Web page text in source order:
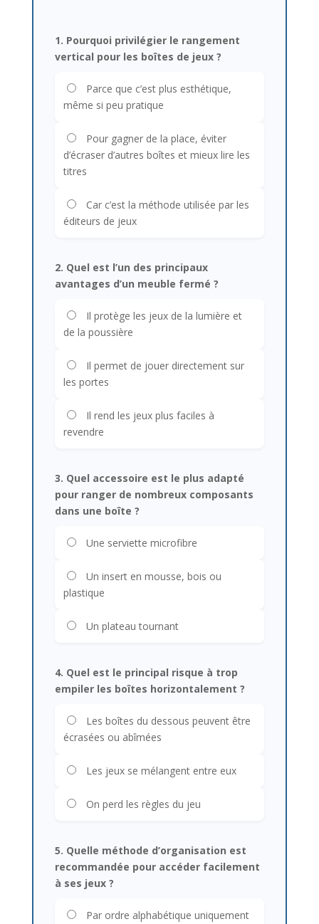
1. Pourquoi privilégier le rangement
vertical pour les boîtes de jeux ?
Parce que c’est plus esthétique,
même si peu pratique
Pour gagner de la place, éviter
d’écraser d’autres boîtes et mieux lire les
titres
Car c’est la méthode utilisée par les
éditeurs de jeux
2. Quel est l’un des principaux
avantages d’un meuble fermé ?
Il protège les jeux de la lumière et
de la poussière
Il permet de jouer directement sur
les portes
Il rend les jeux plus faciles à
revendre
3. Quel accessoire est le plus adapté
pour ranger de nombreux composants
dans une boîte ?
Une serviette microfibre
Un insert en mousse, bois ou
plastique
Un plateau tournant
4. Quel est le principal risque à trop
empiler les boîtes horizontalement ?
Les boîtes du dessous peuvent être
écrasées ou abîmées
Les jeux se mélangent entre eux
On perd les règles du jeu
5. Quelle méthode d’organisation est
recommandée pour accéder facilement
à ses jeux ?
Par ordre alphabétique uniquement